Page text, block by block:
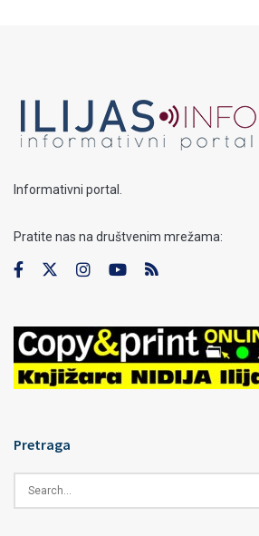
Informativni portal.
Pratite nas na društvenim mrežama:
Pretraga